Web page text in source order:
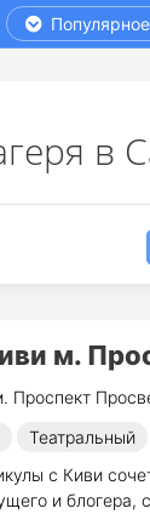
Популярное
в
м.
Проспект
Театральный
с Киви
и блогера,